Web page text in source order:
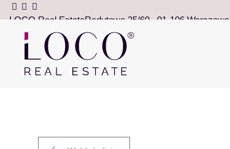
LOCO Real EstateRedutowa 25/60 01-106 Warszawa